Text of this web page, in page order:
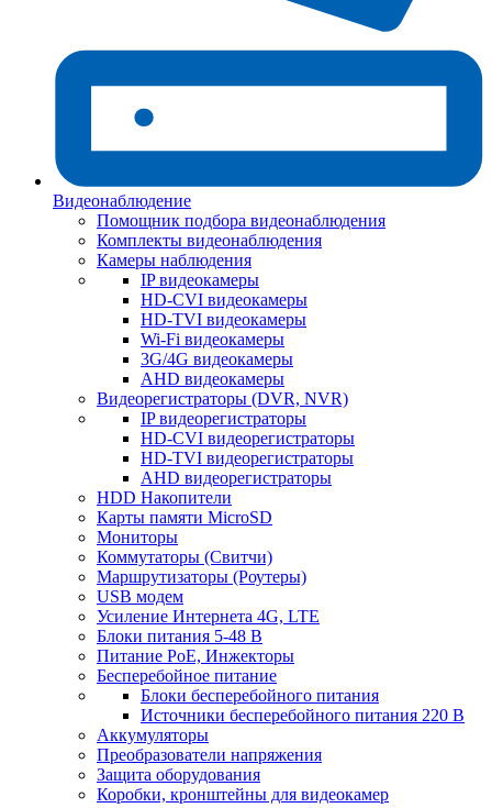
Видеонаблюдение
Помощник подбора видеонаблюдения
Комплекты видеонаблюдения
Камеры наблюдения
IP видеокамеры
HD-CVI видеокамеры
HD-TVI видеокамеры
Wi-Fi видеокамеры
3G/4G видеокамеры
AHD видеокамеры
Видеорегистраторы (DVR, NVR)
IP видеорегистраторы
HD-CVI видеорегистраторы
HD-TVI видеорегистраторы
AHD видеорегистраторы
HDD Накопители
Карты памяти MicroSD
Мониторы
Коммутаторы (Свитчи)
Маршрутизаторы (Роутеры)
USB модем
Усиление Интернета 4G, LTE
Блоки питания 5-48 В
Питание PoE, Инжекторы
Бесперебойное питание
Блоки бесперебойного питания
Источники бесперебойного питания 220 В
Аккумуляторы
Преобразователи напряжения
Защита оборудования
Коробки, кронштейны для видеокамер